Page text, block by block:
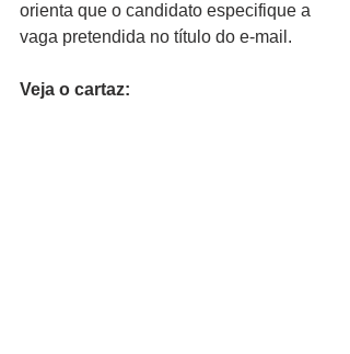
orienta que o candidato especifique a
vaga pretendida no título do e-mail.
Veja o cartaz: